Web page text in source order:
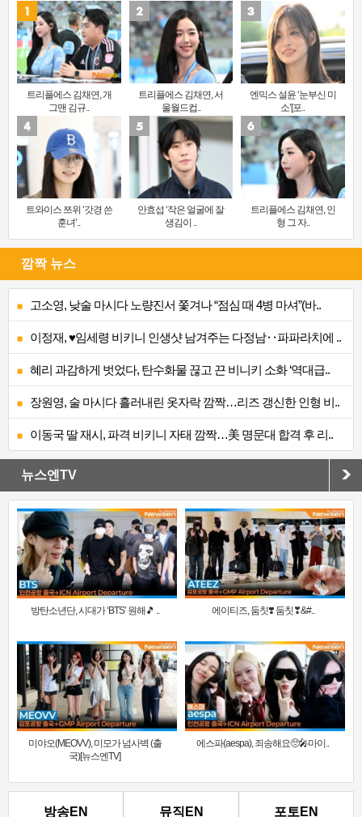
트리플에스 김채연, 개
그맨 김규..
트리플에스 김채연, 서
울월드컵..
엔믹스 설윤 ‘눈부신 미
소’[포..
트와이스 쯔위 ‘갓경 쓴
훈녀’..
안효섭 ‘작은 얼굴에 잘
생김이 ..
트리플에스 김채연, 인
형 그 자..
깜짝 뉴스
고소영, 낮술 마시다 노량진서 쫓겨나 “점심 때 4병 마셔”(바..
이정재, ♥임세령 비키니 인생샷 남겨주는 다정남‥파파라치에 ..
혜리 과감하게 벗었다, 탄수화물 끊고 끈 비니키 소화 ‘역대급..
장원영, 술 마시다 흘러내린 옷자락 깜짝…리즈 갱신한 인형 비..
이동국 딸 재시, 파격 비키니 자태 깜짝…美 명문대 합격 후 리..
뉴스엔TV
방탄소년단, 시대가 ‘BTS’ 원해🎵 .. 에이티즈, 둠칫❣️ 둠칫❣&#..
미야오(MEOVV), 미모가 넘사벽 (출
국)[뉴스엔TV]
에스파(aespa), 죄송해요🥺🎤마이..
방송EN 뮤직EN 포토EN